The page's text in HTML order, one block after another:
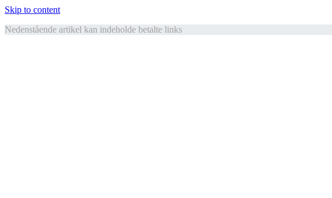
Skip to content
Nedenstående artikel kan indeholde betalte links